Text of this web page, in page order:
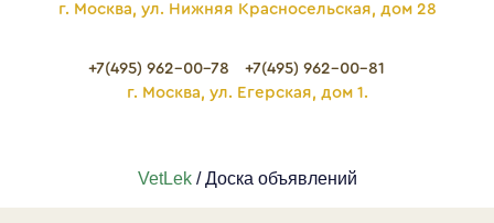
г. Москва, ул. Нижняя Красносельская, дом 28
+7(495) 962-00-78
+7(495) 962-00-81
г. Москва, ул. Егерская, дом 1.
VetLek/ Доска объявлений